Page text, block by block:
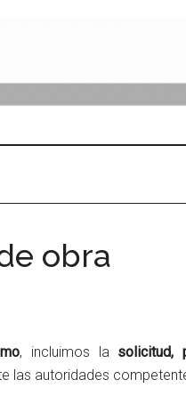
obra
, incluimos la solicitud,
las autoridades